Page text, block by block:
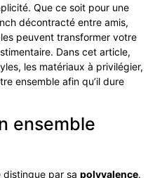
Que ce soit pour une
décontracté entre amis,
peuvent transformer votre
Dans cet article,
les matériaux à privilégier,
ensemble afin qu’il dure
ensemble
distingue par sa polyvalence.